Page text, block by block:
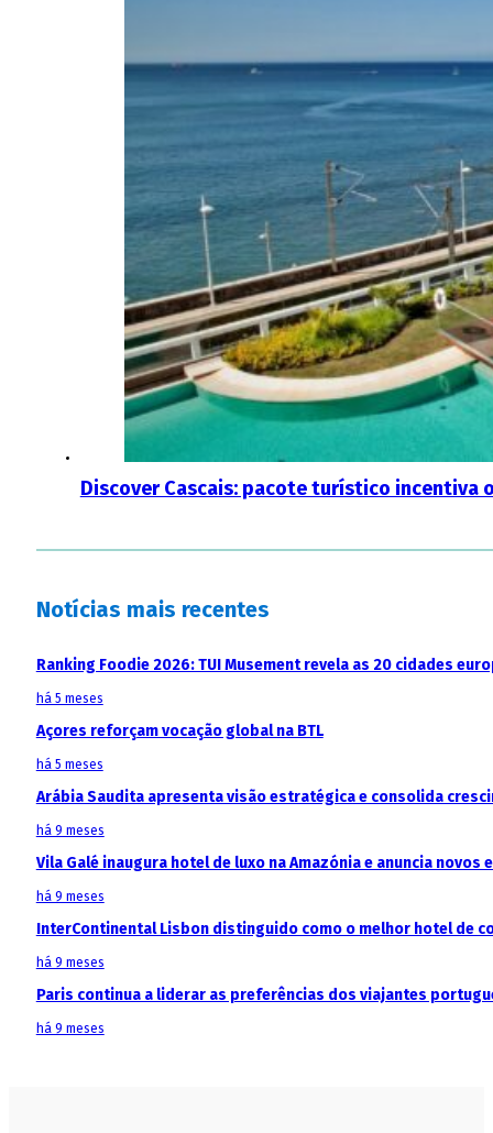
Discover Cascais: pacote turístico incentiva
Notícias mais recentes
Ranking Foodie 2026: TUI Musement revela as 20 cidades
há 5 meses
Açores reforçam vocação global na BTL
há 5 meses
Arábia Saudita apresenta visão estratégica e consolida
há 9 meses
Vila Galé inaugura hotel de luxo na Amazónia e anuncia
há 9 meses
InterContinental Lisbon distinguido como o melhor hotel de
há 9 meses
Paris continua a liderar as preferências dos viajantes
há 9 meses